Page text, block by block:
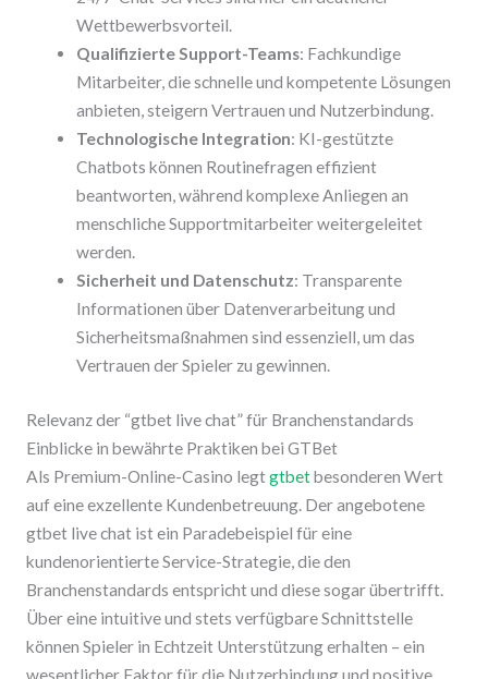
Wettbewerbsvorteil.
Qualifizierte Support-Teams: Fachkundige
Mitarbeiter, die schnelle und kompetente Lösungen
anbieten, steigern Vertrauen und Nutzerbindung.
Technologische Integration: KI-gestützte
Chatbots können Routinefragen effizient
beantworten, während komplexe Anliegen an
menschliche Supportmitarbeiter weitergeleitet
werden.
Sicherheit und Datenschutz: Transparente
Informationen über Datenverarbeitung und
Sicherheitsmaßnahmen sind essenziell, um das
Vertrauen der Spieler zu gewinnen.
Relevanz der “gtbet live chat” für Branchenstandards
Einblicke in bewährte Praktiken bei GTBet
Als Premium-Online-Casino legtgtbetbesonderen Wert
auf eine exzellente Kundenbetreuung. Der angebotene
gtbet live chat ist ein Paradebeispiel für eine
kundenorientierte Service-Strategie, die den
Branchenstandards entspricht und diese sogar übertrifft.
Über eine intuitive und stets verfügbare Schnittstelle
können Spieler in Echtzeit Unterstützung erhalten – ein
wesentlicher Faktor für die Nutzerbindung und positive